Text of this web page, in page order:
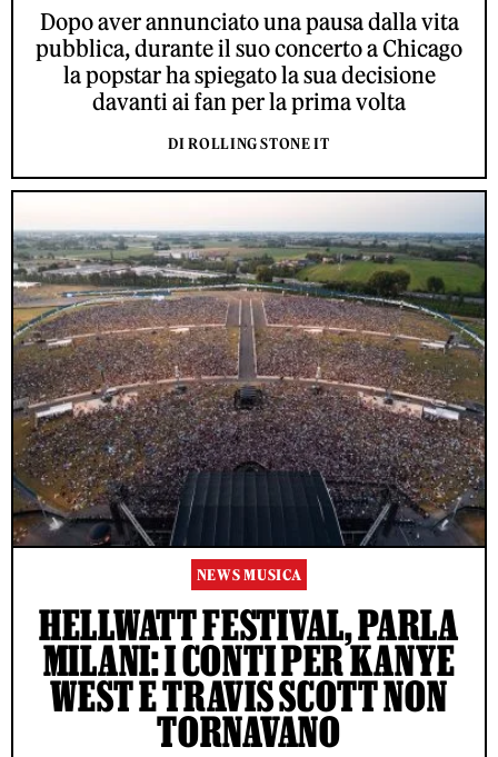
Dopo aver annunciato una pausa dalla vita
pubblica, durante il suo concerto a Chicago
la popstar ha spiegato la sua decisione
davanti ai fan per la prima volta
DI ROLLING STONE IT
NEWS MUSICA
HELLWATT FESTIVAL, PARLA
MILANI: I CONTI PER KANYE
WEST E TRAVIS SCOTT NON
TORNAVANO